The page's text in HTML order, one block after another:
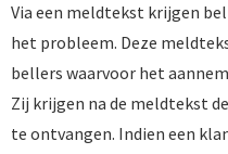
Via een meldtekst krijgen
het probleem. Deze
bellers waarvoor het
Zij krijgen na de meldtekst
te ontvangen. Indien een